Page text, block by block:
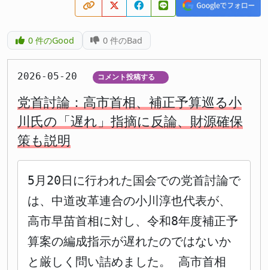
0件のGood 0 件のBad
2026-05-20 コメント投稿する
党首討論：高市首相、補正予算巡る小
川氏の「遅れ」指摘に反論、財源確保
策も説明
5月20日に行われた国会での党首討論で
は、中道改革連合の小川淳也代表が、
高市早苗首相に対し、令和8年度補正予
算案の編成指示が遅れたのではないか
と厳しく問い詰めました。 高市首相